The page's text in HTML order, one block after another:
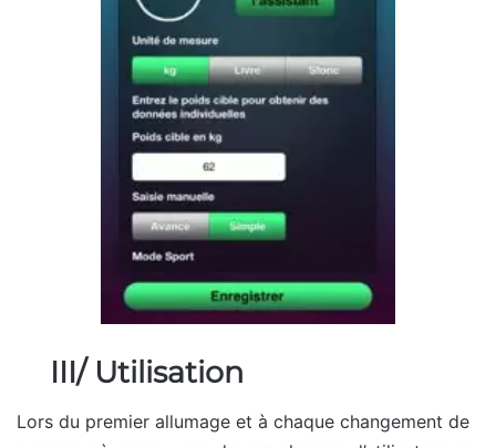
III/ Utilisation
Lors du premier allumage et à chaque changement de